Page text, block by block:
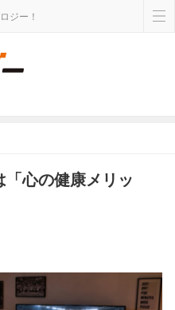
ジー！
心の健康メリッ